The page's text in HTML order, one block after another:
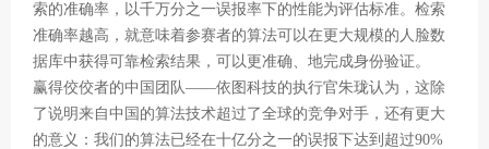
索的准确率，以千万分之一误报率下的性能为评估标准。检索
准确率越高，就意味着参赛者的算法可以在更大规模的人脸数
据库中获得可靠检索结果，可以更准确、地完成身份验证。
赢得佼佼者的中国团队——依图科技的执行官朱珑认为，这除
了说明来自中国的算法技术超过了全球的竞争对手，还有更大
的意义：我们的算法已经在十亿分之一的误报下达到超过90%